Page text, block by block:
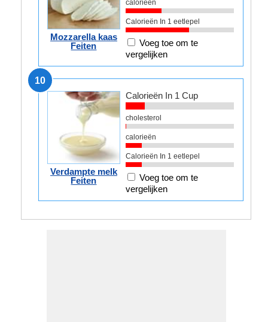
Mozzarella kaas
Feiten
calorieën
Calorieën In 1 eetlepel
Voeg toe om te
vergelijken
10
Verdampte melk
Feiten
Calorieën In 1 Cup
cholesterol
calorieën
Calorieën In 1 eetlepel
Voeg toe om te
vergelijken